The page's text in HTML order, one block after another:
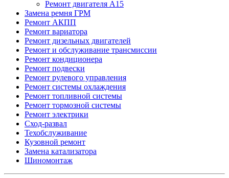
Ремонт двигателя А15
Замена ремня ГРМ
Ремонт АКПП
Ремонт вариатора
Ремонт дизельных двигателей
Ремонт и обслуживание трансмиссии
Ремонт кондиционера
Ремонт подвески
Ремонт рулевого управления
Ремонт системы охлаждения
Ремонт топливной системы
Ремонт тормозной системы
Ремонт электрики
Сход-развал
Техобслуживание
Кузовной ремонт
Замена катализатора
Шиномонтаж